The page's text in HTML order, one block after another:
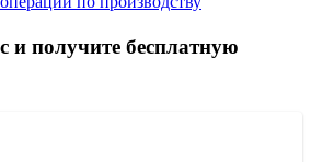
и получите бесплатную